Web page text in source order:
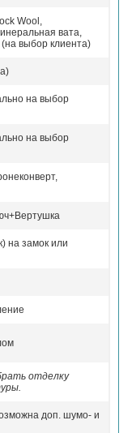
Wool,
вата,
выбор клиента)
на выбор
на выбор
на замок или
отделку
доп. шумо- и